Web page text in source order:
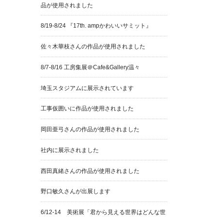
品が使用されました
8/19-8/24 『17th. ampかわいいサミット』
佐々木華枝さんの作品が使用されました
8/7-8/16 工房集展＠Cafe&Gallery温々
埼玉スタジアムに展示されています
工事仮囲いに作品が使用されました
岡田亜弓さんの作品が使用されました
社内に展示されました
西田真緒さんの作品が使用されました
野口敏久さんが出展します
6/12-14 美術展「君から見える世界はどんな世